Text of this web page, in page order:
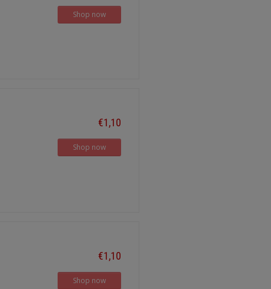
Shop now
€1,10
Shop now
€1,10
Shop now